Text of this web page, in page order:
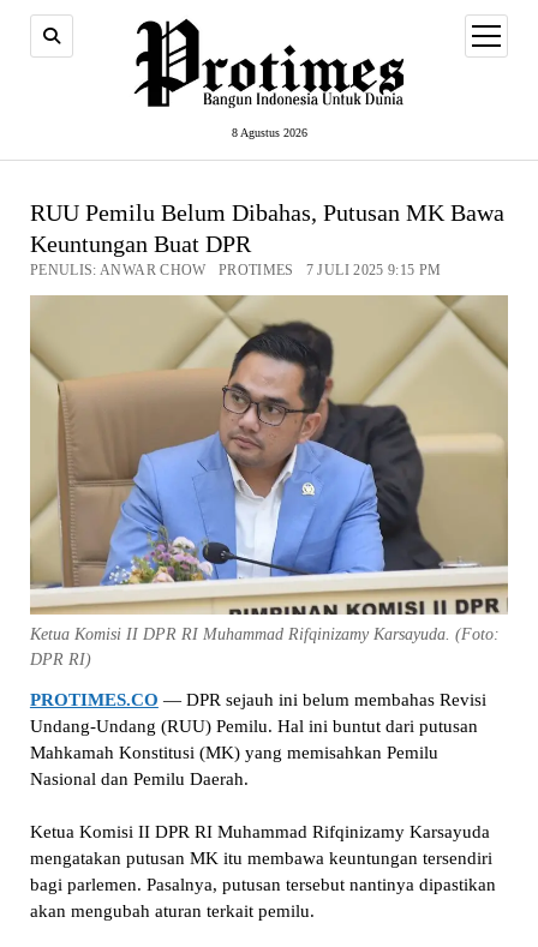
8 Agustus 2026
open
menu
RUU Pemilu Belum Dibahas, Putusan MK Bawa
Keuntungan Buat DPR
PENULIS: ANWAR CHOW PROTIMES 7 JULI 2025 9:15 PM
Ketua Komisi II DPR RI Muhammad Rifqinizamy Karsayuda. (Foto:
DPR RI)
PROTIMES.CO — DPR sejauh ini belum membahas Revisi
Undang-Undang (RUU) Pemilu. Hal ini buntut dari putusan
Mahkamah Konstitusi (MK) yang memisahkan Pemilu
Nasional dan Pemilu Daerah.
Ketua Komisi II DPR RI Muhammad Rifqinizamy Karsayuda
mengatakan putusan MK itu membawa keuntungan tersendiri
bagi parlemen. Pasalnya, putusan tersebut nantinya dipastikan
akan mengubah aturan terkait pemilu.